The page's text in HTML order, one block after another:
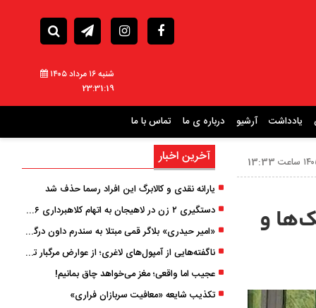
شنبه ۱۶ مرداد ۱۴۰۵
23:31:21
یادداشت آرشیو درباره ی ما تماس با ما
و
آخرین اخبار
یارانه نقدی و کالابرگ این افراد رسما حذف شد
دستگیری ۲ زن در لاهیجان به اتهام کلاهبرداری ۶ میلیارد تومانی با وعده وام
«امیر حیدری» بلاگر قمی مبتلا به سندرم داون درگذشت
ناگفته‌هایی از آمپول‌های لاغری؛ از عوارض مرگبار تا زیبایی
عجیب اما واقعی؛ مغز می‌خواهد چاق بمانیم!
تکذیب شایعه «معافیت سربازان فراری»